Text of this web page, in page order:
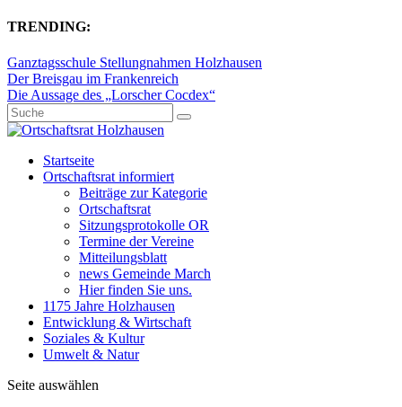
TRENDING:
Ganztagsschule Stellungnahmen Holzhausen
Der Breisgau im Frankenreich
Die Aussage des „Lorscher Cocdex“
Startseite
Ortschaftsrat informiert
Beiträge zur Kategorie
Ortschaftsrat
Sitzungsprotokolle OR
Termine der Vereine
Mitteilungsblatt
news Gemeinde March
Hier finden Sie uns.
1175 Jahre Holzhausen
Entwicklung & Wirtschaft
Soziales & Kultur
Umwelt & Natur
Seite auswählen